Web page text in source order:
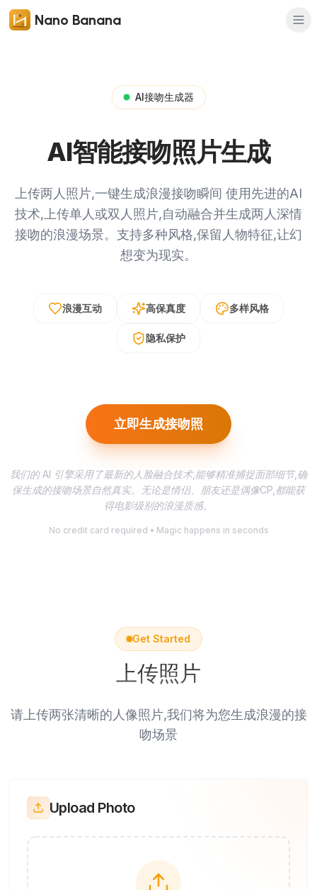
Nano Banana
AI接吻生成器
AI智能接吻照片生成
上传两人照片,一键生成浪漫接吻瞬间 使用先进的AI
技术,上传单人或双人照片,自动融合并生成两人深情
接吻的浪漫场景。支持多种风格,保留人物特征,让幻
想变为现实。
浪漫互动 高保真度 多样风格
隐私保护
立即生成接吻照
我们的 AI 引擎采用了最新的人脸融合技术,能够精准捕捉面部细节,确
保生成的接吻场景自然真实。无论是情侣、朋友还是偶像CP,都能获
得电影级别的浪漫质感。
No credit card required • Magic happens in seconds
Get Started
上传照片
请上传两张清晰的人像照片,我们将为您生成浪漫的接
吻场景
Upload Photo